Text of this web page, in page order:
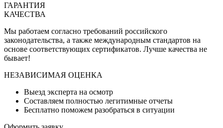
ГАРАНТИЯ
КАЧЕСТВА
Мы работаем согласно требований российского
законодательства, а также международным стандартов на
основе соответствующих сертификатов. Лучше качества не
бывает!
НЕЗАВИСИМАЯ ОЦЕНКА
Выезд эксперта на осмотр
Составляем полностью легитимные отчеты
Бесплатно поможем разобраться в ситуации